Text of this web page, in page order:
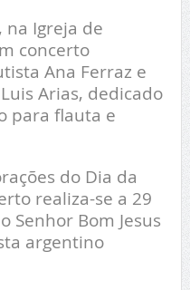
na Igreja de
concerto
Ana Ferraz e
Arias, dedicado
para flauta e
do Dia da
realiza-se a 29
Senhor Bom Jesus
argentino